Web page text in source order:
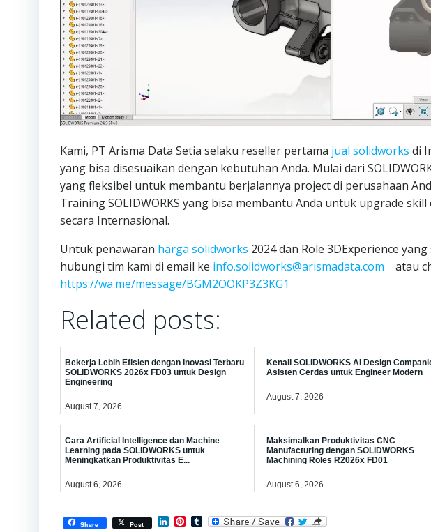
Kami, PT Arisma Data Setia selaku reseller pertama jual solidworks di
yang bisa disesuaikan dengan kebutuhan Anda. Mulai dari
yang fleksibel untuk membantu berjalannya project di perusahaan
Training SOLIDWORKS yang bisa membantu Anda untuk upgrade
secara Internasional.
Untuk penawaran harga solidworks 2024 dan Role 3DExperience
hubungi tim kami di email ke info.solidworks@arismadata.com atau
https://wa.me/message/BGM2OOKP3Z3KG1
Related posts:
Bekerja Lebih Efisien dengan Inovasi Terbaru
SOLIDWORKS 2026x FD03 untuk Design
Engineering
August 7, 2026
Kenali SOLIDWORKS AI Design
Asisten Cerdas untuk Engineer Modern
August 7, 2026
Cara Artificial Intelligence dan Machine
Learning pada SOLIDWORKS untuk
Meningkatkan Produktivitas E...
August 6, 2026
Maksimalkan Produktivitas CNC
Manufacturing dengan SOLIDWORKS
Machining Roles R2026x FD01
August 6, 2026
Share Post LinkedIn
Pinterest
Tumblr